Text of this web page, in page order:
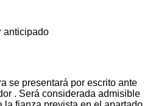
anticipado
se presentará por escrito ante
. Será considerada admisible